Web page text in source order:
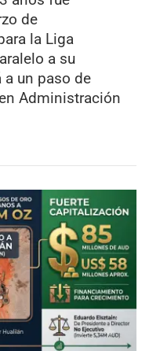
de
la Liga
a su
a un paso de
Administración